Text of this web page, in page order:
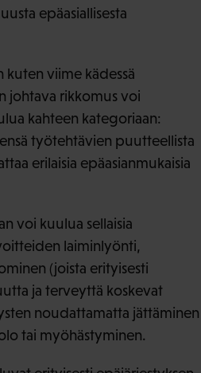
epäasiallisesta
kuten viime kädessä
johtava rikkomus voi
kahteen kategoriaan:
työtehtävien puutteellista
erilaisia epäasianmukaisia
voi kuulua sellaisia
laiminlyönti,
(joista erityisesti
ja terveyttä koskevat
noudattamatta jättäminen
tai myöhästyminen.